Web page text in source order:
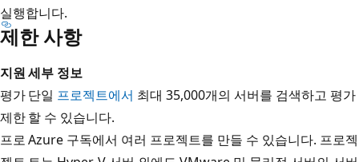
실행합니다.
제한 사항
지원세부 정보
평가
제한
단일 프로젝트에서 최대 35,000개의 서버를 검색하고 평가
할 수 있습니다.
프로Azure 구독에서 여러 프로젝트를 만들 수 있습니다. 프로젝